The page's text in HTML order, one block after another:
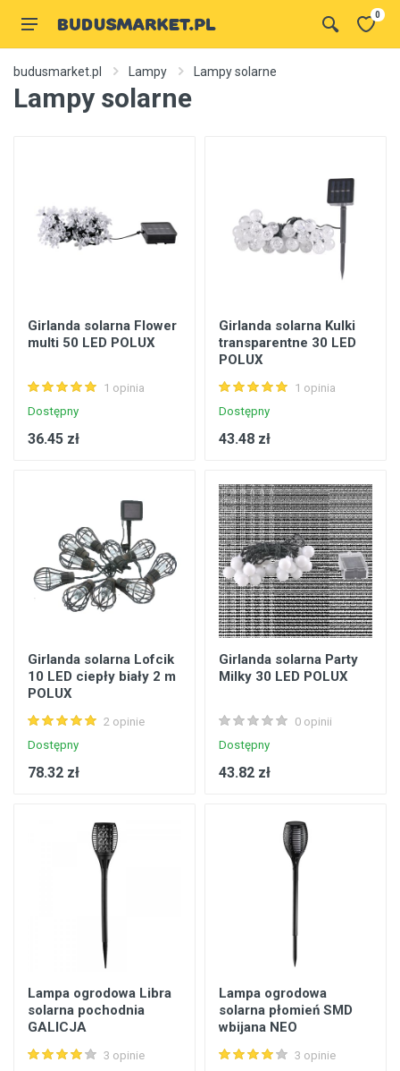
0
budusmarket.pl Lampy Lampy solarne
Lampy solarne
Girlanda solarna Flower
multi 50 LED POLUX
1 opinia
Dostępny
36.45 zł
Girlanda solarna Kulki
transparentne 30 LED
POLUX
1 opinia
Dostępny
43.48 zł
Girlanda solarna Lofcik
10 LED ciepły biały 2 m
POLUX
2 opinie
Dostępny
78.32 zł
Girlanda solarna Party
Milky 30 LED POLUX
0 opinii
Dostępny
43.82 zł
Lampa ogrodowa Libra
solarna pochodnia
GALICJA
3 opinie
Lampa ogrodowa
solarna płomień SMD
wbijana NEO
3 opinie